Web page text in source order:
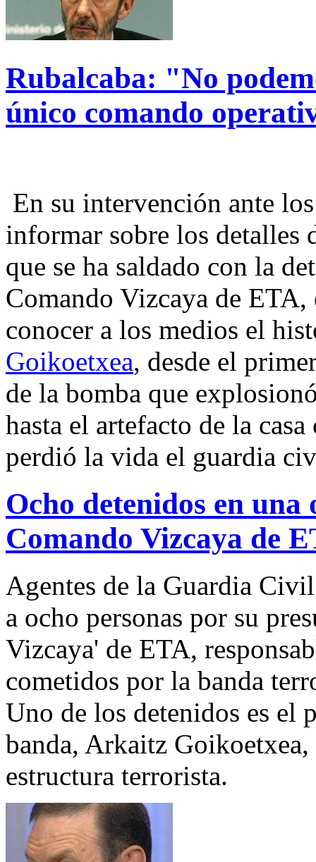
Rubalcaba: "No
único comando
En su intervención ante
informar sobre los detalles
que se ha saldado con la
Comando Vizcaya de
conocer a los medios el
Goikoetxea, desde el
de la bomba que
hasta el artefacto de la
perdió la vida el guardia
Ocho detenidos en
Comando Vizcaya de
Agentes de la Guardia
a ocho personas por su
Vizcaya' de ETA,
cometidos por la banda
Uno de los detenidos es el
banda, Arkaitz
estructura terrorista.